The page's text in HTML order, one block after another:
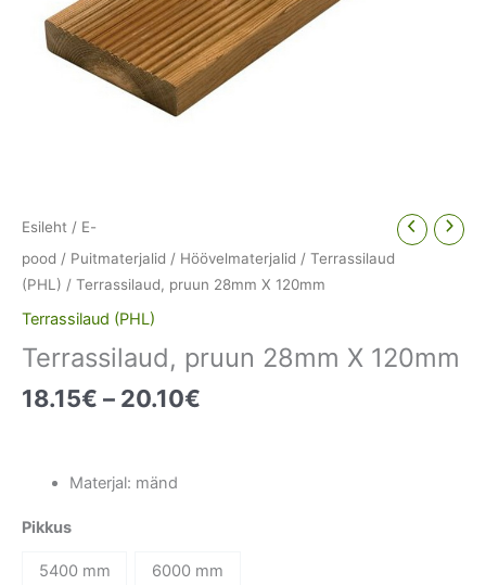
Esileht / E-
pood / Puitmaterjalid / Höövelmaterjalid / Terrassilaud
(PHL) / Terrassilaud, pruun 28mm X 120mm
Terrassilaud (PHL)
Terrassilaud, pruun 28mm X 120mm
18.15€ – 20.10€
Materjal: mänd
Pikkus
5400 mm 6000 mm